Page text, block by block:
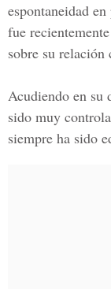
espontaneidad
fue
sobre su relación
Acudiendo en su
sido muy
siempre ha sido